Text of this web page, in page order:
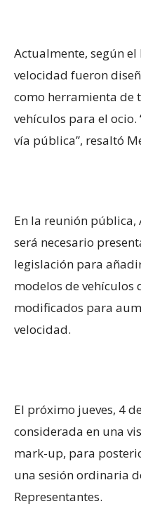
Actualmente, según el
velocidad fueron
como herramienta de
vehículos para el
vía pública”, resaltó
En la reunión pública,
será necesario
legislación para
modelos de vehículos
modificados para
velocidad.
El próximo jueves, 4
considerada en una
mark-up, para
una sesión ordinaria
Representantes.